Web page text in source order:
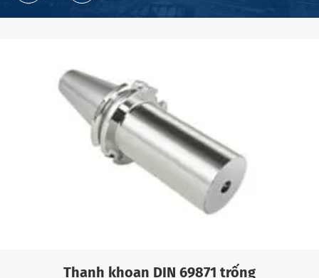
Thanh khoan DIN 69871 trống